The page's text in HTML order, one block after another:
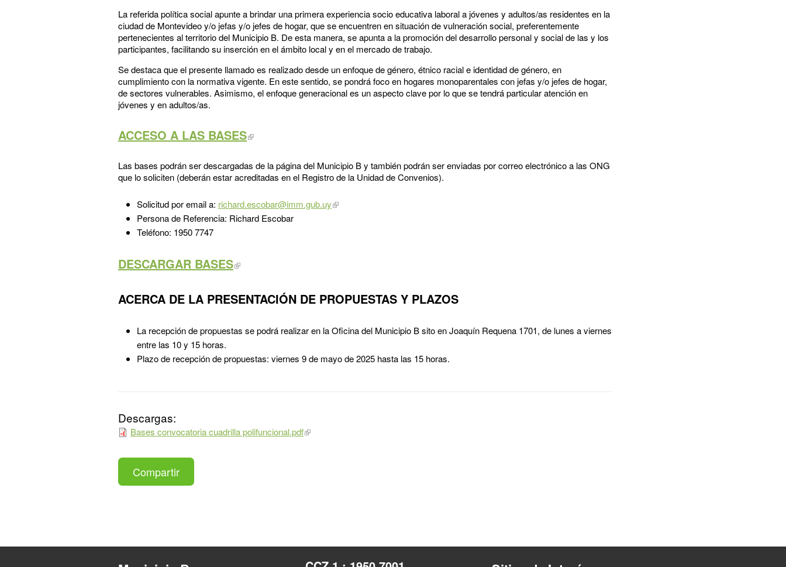
La referida política social apunte a brindar una primera experiencia socio educativa laboral a jóvenes y adultos/as residentes en la
ciudad de Montevideo y/o jefas y/o jefes de hogar, que se encuentren en situación de vulneración social, preferentemente
pertenecientes al territorio del Municipio B. De esta manera, se apunta a la promoción del desarrollo personal y social de las y los
participantes, facilitando su inserción en el ámbito local y en el mercado de trabajo.
Se destaca que el presente llamado es realizado desde un enfoque de género, étnico racial e identidad de género, en
cumplimiento con la normativa vigente. En este sentido, se pondrá foco en hogares monoparentales con jefas y/o jefes de hogar,
de sectores vulnerables. Asimismo, el enfoque generacional es un aspecto clave por lo que se tendrá particular atención en
jóvenes y en adultos/as.
ACCESO A LAS BASES
Las bases podrán ser descargadas de la página del Municipio B y también podrán ser enviadas por correo electrónico a las ONG
que lo soliciten (deberán estar acreditadas en el Registro de la Unidad de Convenios).
Solicitud por email a: richard.escobar@imm.gub.uy
Persona de Referencia: Richard Escobar
Teléfono: 1950 7747
DESCARGAR BASES
ACERCA DE LA PRESENTACIÓN DE PROPUESTAS Y PLAZOS
La recepción de propuestas se podrá realizar en la Oficina del Municipio B sito en Joaquín Requena 1701, de lunes a viernes
entre las 10 y 15 horas.
Plazo de recepción de propuestas: viernes 9 de mayo de 2025 hasta las 15 horas.
Descargas:
Bases convocatoria cuadrilla polifuncional.pdf
Compartir